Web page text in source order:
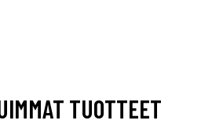
TUOTTEET